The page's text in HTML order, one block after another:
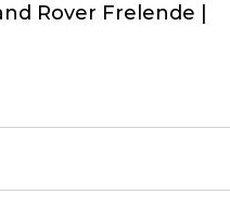
Rover Frelende |